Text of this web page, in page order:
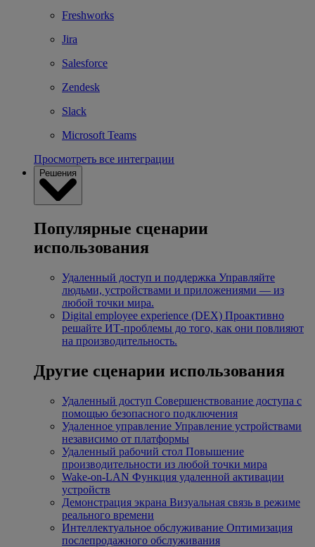
Freshworks
Jira
Salesforce
Zendesk
Slack
Microsoft Teams
Просмотреть все интеграции
Решения
Популярные сценарии
использования
Удаленный доступ и поддержка Управляйте
людьми, устройствами и приложениями — из
любой точки мира.
Digital employee experience (DEX) Проактивно
решайте ИТ-проблемы до того, как они повлияют
на производительность.
Другие сценарии использования
Удаленный доступ Совершенствование доступа с
помощью безопасного подключения
Удаленное управление Управление устройствами
независимо от платформы
Удаленный рабочий стол Повышение
производительности из любой точки мира
Wake-on-LAN Функция удаленной активации
устройств
Демонстрация экрана Визуальная связь в режиме
реального времени
Интеллектуальное обслуживание Оптимизация
послепродажного обслуживания